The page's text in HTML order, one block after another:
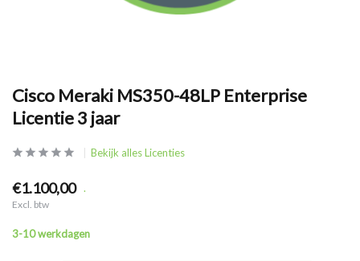
Cisco Meraki MS350-48LP Enterprise
Licentie 3 jaar
Bekijk alles Licenties
€1.100,00 .
Excl. btw
3-10 werkdagen